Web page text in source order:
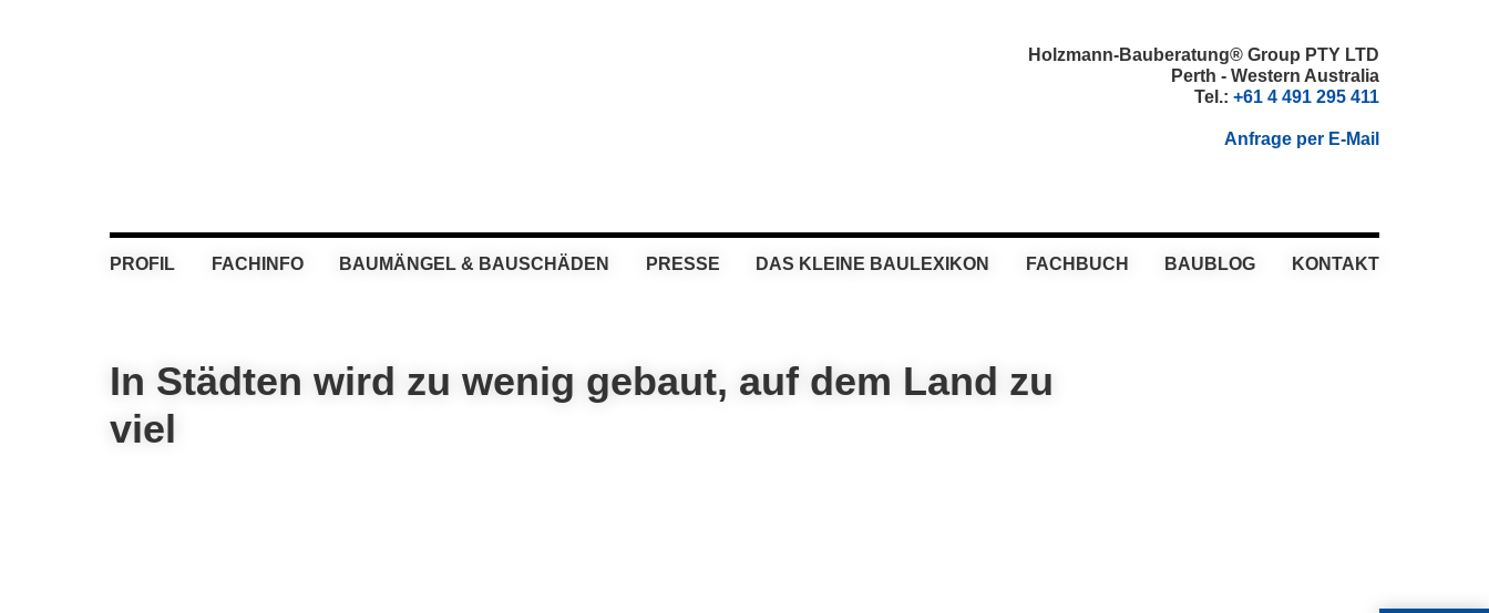
Holzmann-Bauberatung® Group PTY LTD
Perth - Western Australia
Tel.: +61 4 491 295 411
Anfrage per E-Mail
PROFIL FACHINFO BAUMÄNGEL & BAUSCHÄDEN PRESSE DAS KLEINE BAULEXIKON FACHBUCH BAUBLOG KONTAKT
In Städten wird zu wenig gebaut, auf dem Land zu
viel